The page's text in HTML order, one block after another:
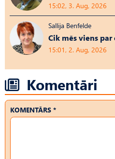
15:02, 3. Aug, 2026
Sallija Benfelde
Cik mēs viens
15:01, 2. Aug, 2026
Komentāri
KOMENTĀRS *